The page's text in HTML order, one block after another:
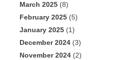
March 2025 (8)
February 2025 (5)
January 2025 (1)
December 2024 (3)
November 2024 (2)